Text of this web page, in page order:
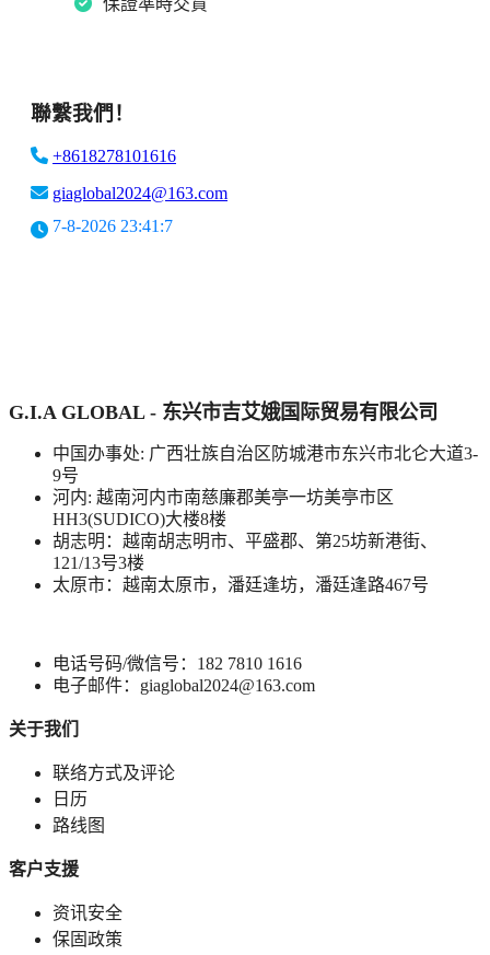
聯繫我們！
+8618278101616
giaglobal2024@163.com
7-8-2026 23:41:7
G.I.A GLOBAL - 东兴市吉艾娥国际贸易有限公司
中国办事处: 广西壮族自治区防城港市东兴市北仑大道3-
9号
河内: 越南河内市南慈廉郡美亭一坊美亭市区
HH3(SUDICO)大楼8楼
胡志明：越南胡志明市、平盛郡、第25坊新港街、
121/13号3楼
太原市：越南太原市，潘廷逢坊，潘廷逢路467号
电话号码/微信号：182 7810 1616
电子邮件：giaglobal2024@163.com
关于我们
联络方式及评论
日历
路线图
客户支援
资讯安全
保固政策